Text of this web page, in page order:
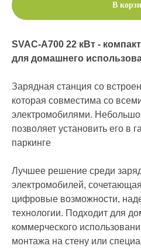
В
SVAC-A700 22 кВт -
для домашнего
Зарядная станция со
которая совместима со
электромобилями.
позволяет установить его в
паркинге
Лучшее решение среди
электромобилей,
цифровые возможности,
технологии. Подходит для
коммерческого
монтажа на стену или